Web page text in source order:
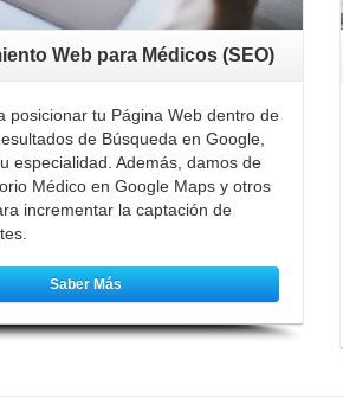
Web para Médicos (SEO)
posicionar tu Página Web dentro de
de Búsqueda en Google,
especialidad. Además, damos de
Médico en Google Maps y otros
incrementar la captación de
Saber Más